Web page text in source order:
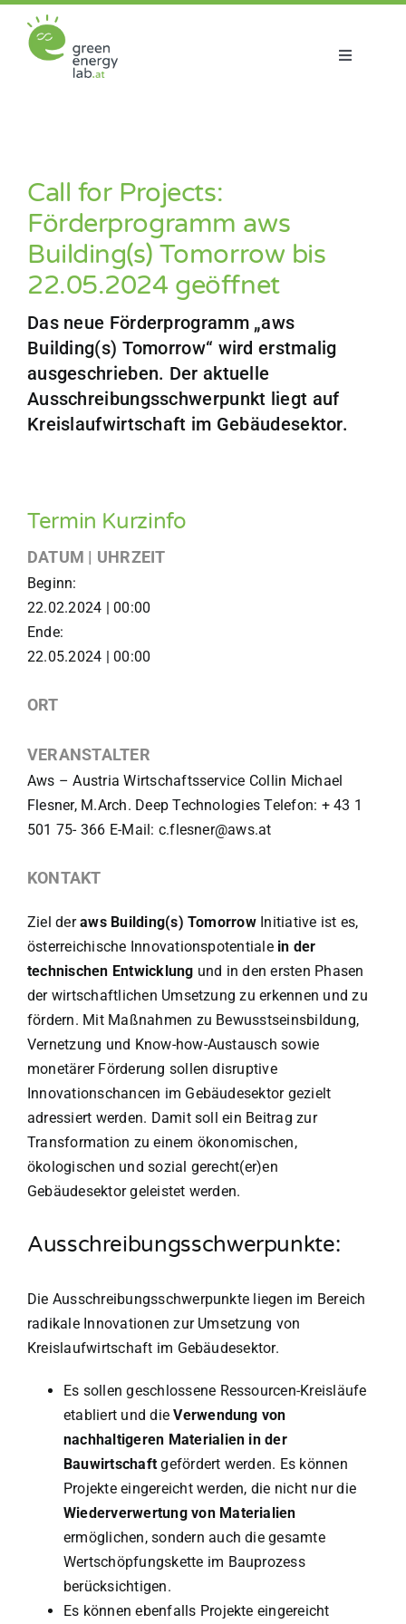
Inhalt
springen
Toggle
Aktuelles
Netzwerk
Call for Projects:
Förderprogramm aws
Building(s) Tomorrow bis
22.05.2024 geöffnet
Das neue Förderprogramm „aws
Building(s) Tomorrow“ wird erstmalig
ausgeschrieben. Der aktuelle
Ausschreibungsschwerpunkt liegt auf
Kreislaufwirtschaft im Gebäudesektor.
Termin Kurzinfo
DATUM | UHRZEIT
Beginn:
22.02.2024 | 00:00
Ende:
22.05.2024 | 00:00
ORT
VERANSTALTER
Aws – Austria Wirtschaftsservice Collin Michael
Flesner, M.Arch. Deep Technologies Telefon: + 43 1
501 75- 366 E-Mail: c.flesner@aws.at
KONTAKT
Ziel deraws Building(s) TomorrowInitiative ist es,
österreichische Innovationspotentiale in der
technischen Entwicklung und in den ersten Phasen
der wirtschaftlichen Umsetzung zu erkennen und zu
fördern. Mit Maßnahmen zu Bewusstseinsbildung,
Vernetzung und Know-how-Austausch sowie
monetärer Förderung sollen disruptive
Innovationschancen im Gebäudesektor gezielt
adressiert werden. Damit soll ein Beitrag zur
Transformation zu einem ökonomischen,
ökologischen und sozial gerecht(er)en
Gebäudesektor geleistet werden.
Ausschreibungsschwerpunkte:
Die Ausschreibungsschwerpunkte liegen im Bereich
radikale Innovationen zur Umsetzung von
Kreislaufwirtschaft im Gebäudesektor.
Es sollen geschlossene Ressourcen-Kreisläufe
etabliert und dieVerwendung von
nachhaltigeren Materialien in der
Bauwirtschaftgefördert werden. Es können
Projekte eingereicht werden, die nicht nur die
Wiederverwertung von Materialien
ermöglichen, sondern auch die gesamte
Wertschöpfungskette im Bauprozess
berücksichtigen.
Es können ebenfalls Projekte eingereicht